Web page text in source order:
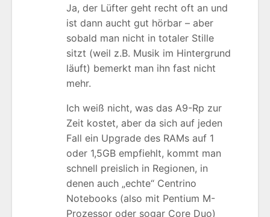
Ja, der Lüfter geht recht oft an und
ist dann aucht gut hörbar – aber
sobald man nicht in totaler Stille
sitzt (weil z.B. Musik im Hintergrund
läuft) bemerkt man ihn fast nicht
mehr.
Ich weiß nicht, was das A9-Rp zur
Zeit kostet, aber da sich auf jeden
Fall ein Upgrade des RAMs auf 1
oder 1,5GB empfiehlt, kommt man
schnell preislich in Regionen, in
denen auch „echte“ Centrino
Notebooks (also mit Pentium M-
Prozessor oder sogar Core Duo)